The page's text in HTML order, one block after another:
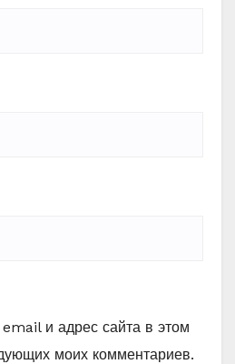
и адрес сайта в этом
моих комментариев.